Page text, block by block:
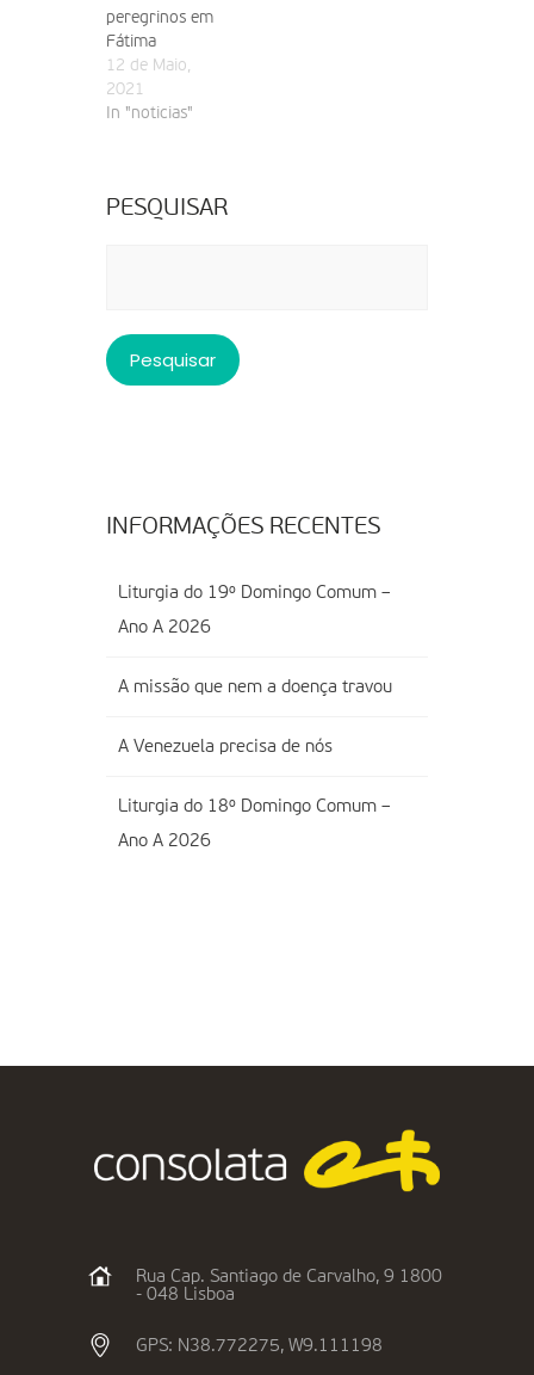
peregrinos em
Fátima
12 de Maio,
2021
In "noticias"
PESQUISAR
INFORMAÇÕES RECENTES
Liturgia do 19º Domingo Comum –
Ano A 2026
A missão que nem a doença travou
A Venezuela precisa de nós
Liturgia do 18º Domingo Comum –
Ano A 2026
Rua Cap. Santiago de Carvalho, 9 1800
- 048 Lisboa
GPS: N38.772275, W9.111198